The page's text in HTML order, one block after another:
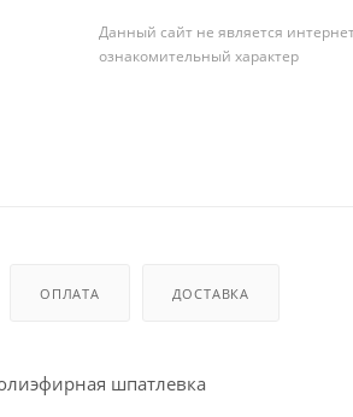
Данный сайт не является
ознакомительный характер
ОПЛАТА ДОСТАВКА
шпатлевка